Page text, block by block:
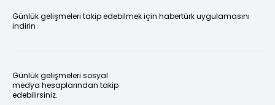
Günlük gelişmeleri takip edebilmek için habertürk uygulamasını
indirin
Günlük gelişmeleri sosyal
medya hesaplarından takip
edebilirsiniz.